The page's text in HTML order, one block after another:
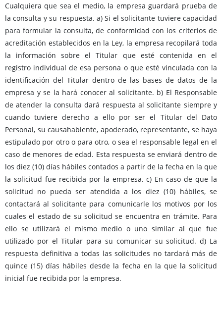
Cualquiera que sea el medio, la empresa guardará prueba de
la consulta y su respuesta. a) Si el solicitante tuviere capacidad
para formular la consulta, de conformidad con los criterios de
acreditación establecidos en la Ley, la empresa recopilará toda
la información sobre el Titular que esté contenida en el
registro individual de esa persona o que esté vinculada con la
identificación del Titular dentro de las bases de datos de la
empresa y se la hará conocer al solicitante. b) El Responsable
de atender la consulta dará respuesta al solicitante siempre y
cuando tuviere derecho a ello por ser el Titular del Dato
Personal, su causahabiente, apoderado, representante, se haya
estipulado por otro o para otro, o sea el responsable legal en el
caso de menores de edad. Esta respuesta se enviará dentro de
los diez (10) días hábiles contados a partir de la fecha en la que
la solicitud fue recibida por la empresa. c) En caso de que la
solicitud no pueda ser atendida a los diez (10) hábiles, se
contactará al solicitante para comunicarle los motivos por los
cuales el estado de su solicitud se encuentra en trámite. Para
ello se utilizará el mismo medio o uno similar al que fue
utilizado por el Titular para su comunicar su solicitud. d) La
respuesta definitiva a todas las solicitudes no tardará más de
quince (15) días hábiles desde la fecha en la que la solicitud
inicial fue recibida por la empresa.